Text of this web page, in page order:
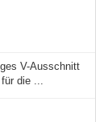
V-Ausschnitt
die ...